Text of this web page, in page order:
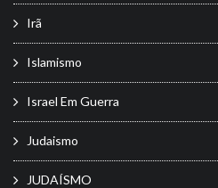
Irã
Islamismo
Israel Em Guerra
Judaismo
JUDAÍSMO